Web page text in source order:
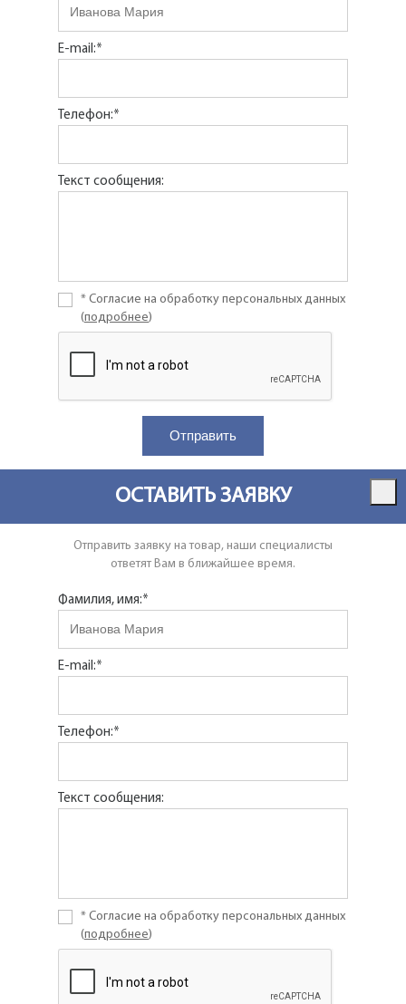
E-mail:*
Телефон:*
Текст сообщения:
* Согласие на обработку персональных данных
(подробнее)
ОСТАВИТЬ ЗАЯВКУ
Отправить заявку на товар, наши специалисты
ответят Вам в ближайшее время.
Фамилия, имя:*
E-mail:*
Телефон:*
Текст сообщения:
* Согласие на обработку персональных данных
(подробнее)